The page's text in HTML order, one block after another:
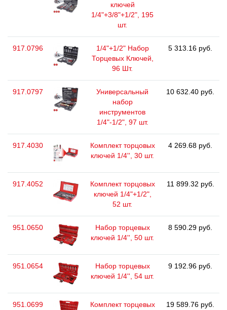
ключей
1/4"+3/8"+1/2", 195
шт.
917.0796
1/4"+1/2" Набор
Торцевых Ключей,
96 Шт.
5 313.16 руб.
917.0797
Универсальный
набор
инструментов
1/4"-1/2", 97 шт.
10 632.40 руб.
917.4030
Комплект торцовых
ключей 1/4'', 30 шт.
4 269.68 руб.
917.4052
Комплект торцовых
ключей 1/4"+1/2",
52 шт.
11 899.32 руб.
951.0650
Набор торцевых
ключей 1/4'', 50 шт.
8 590.29 руб.
951.0654
Набор торцевых
ключей 1/4'', 54 шт.
9 192.96 руб.
951.0699
Комплект торцевых
19 589.76 руб.